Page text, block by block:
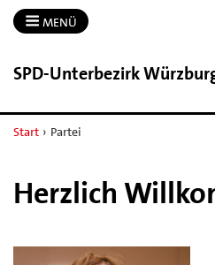
MENÜ
SPD-​Unterbezirk
Start › Partei
Herzlich